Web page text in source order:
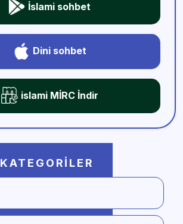
İslami sohbet
Dini sohbet
islami MİRC İndir
KATEGORILER